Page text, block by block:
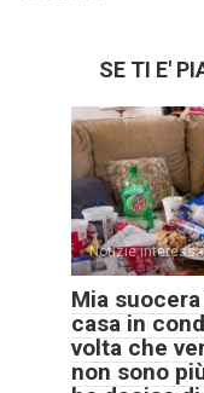
SE TI E'
Notizie
Mia
casa in
volta che
non sono